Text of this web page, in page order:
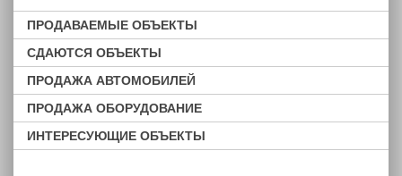
ПРОДАВАЕМЫЕ ОБЪЕКТЫ
СДАЮТСЯ ОБЪЕКТЫ
ПРОДАЖА АВТОМОБИЛЕЙ
ПРОДАЖА ОБОРУДОВАНИЕ
ИНТЕРЕСУЮЩИЕ ОБЪЕКТЫ